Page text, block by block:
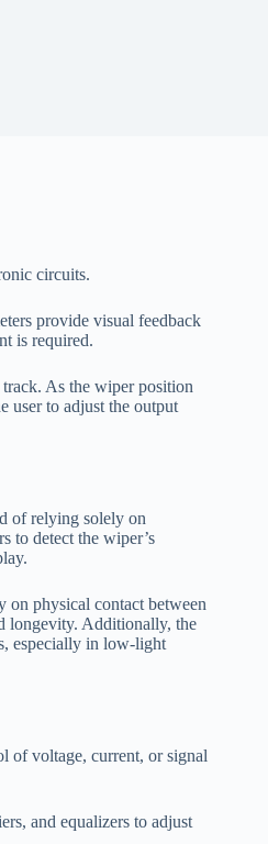
circuits.
provide visual feedback
is required.
As the wiper position
user to adjust the output
of relying solely on
to detect the wiper’s
on physical contact between
longevity. Additionally, the
especially in low-light
of voltage, current, or signal
and equalizers to adjust